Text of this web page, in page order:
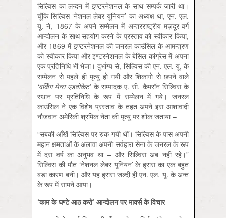
सिल्विस का लन्दन में इण्टरनेशनल के साथ सम्पर्क जारी था।
चूँकि सिल्विस ‘नेशनल लेबर यूनियन’ का अध्यक्ष था, एन. एल.
यू. ने, 1867 के अपने सम्मेलन में अन्तरराष्ट्रीय मज़दूर-वर्ग
आन्दोलन के साथ सहयोग करने के प्रस्ताव को स्वीकार किया,
और 1869 में इण्टरनेशनल की जनरल काउंसिल के आमन्त्रण
को स्वीकार किया और इण्टरनेशनल के बेसिल कांग्रेस में अपना
एक प्रतिनिधि भी भेजा। दुर्भाग्य से, सिल्विस की एन. एल. यू. के
सम्मेलन से पहले ही मृत्यु हो गयी और शिकागो से छपने वाले
‘वर्किंग मेन्स एडवोकेट’के सम्पादक ए. सी. कैमरॉन सिल्विस के
स्थान पर प्रतिनिधि के रूप में सम्मेलन में गये। जनरल
काउंसिल ने एक विशेष प्रस्ताव के तहत अपने इस आशावादी
नौजवान अमेरिकी श्रमिक नेता की मृत्यु पर शोक जताया –
“सबकी आँखें सिल्विस पर रुक गयी थीं। सिल्विस के पास अपनी
महान क्षमताओं के अलावा अपनी सर्वहारा सेना के जनरल के रूप
में दस वर्ष का अनुभव था – और सिल्विस अब नहीं रहे।”
सिल्विस की मौत ‘नेशनल लेबर यूनियन’ के ह्रास का एक बहुत
बड़ा कारण बनी। और यह ह्रास जल्दी ही एन. एल. यू. के अन्त
के रूप में सामने आया।
‘काम के घण्टे आठ करो’ आन्दोलन परमार्क्स के विचार